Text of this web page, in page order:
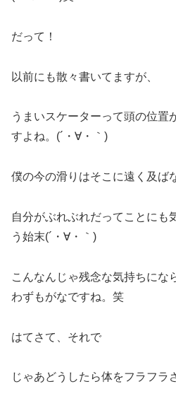
だって！
以前にも散々書いてますが、
うまいスケーターって頭の位置
すよね。(´・∀・｀)
僕の今の滑りはそこに遠く及ば
自分がぶれぶれだってことにも
う始末(´・∀・｀)
こんなんじゃ残念な気持ちにな
わずもがなですね。笑
はてさて、それで
じゃあどうしたら体をフラフラ